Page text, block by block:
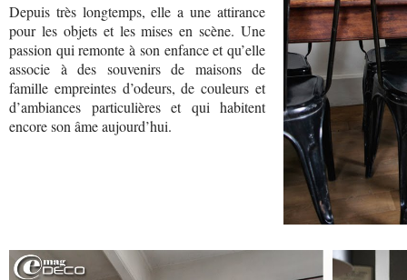
Depuis très longtemps, elle a une attirance
pour les objets et les mises en scène. Une
passion qui remonte à son enfance et qu’elle
associe à des souvenirs de maisons de
famille empreintes d’odeurs, de couleurs et
d’ambiances particulières et qui habitent
encore son âme aujourd’hui.